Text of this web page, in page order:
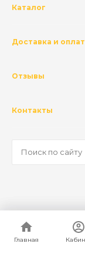
Главная
Главная
Каталог
Доставка и
Отзывы
Контакты
©